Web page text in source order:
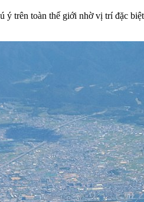
trên toàn thế giới nhờ vị trí đặc